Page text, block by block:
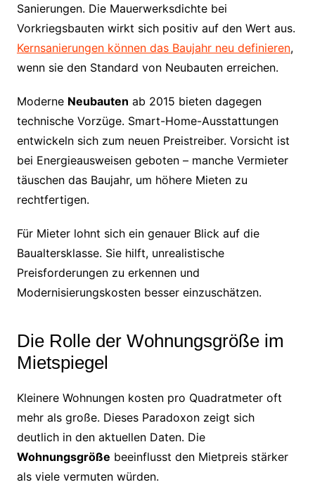
Sanierungen. Die Mauerwerksdichte bei
Vorkriegsbauten wirkt sich positiv auf den Wert aus.
Kernsanierungen können das Baujahr neu definieren,
wenn sie den Standard von Neubauten erreichen.
Moderne Neubauten ab 2015 bieten dagegen
technische Vorzüge. Smart-Home-Ausstattungen
entwickeln sich zum neuen Preistreiber. Vorsicht ist
bei Energieausweisen geboten – manche Vermieter
täuschen das Baujahr, um höhere Mieten zu
rechtfertigen.
Für Mieter lohnt sich ein genauer Blick auf die
Baualtersklasse. Sie hilft, unrealistische
Preisforderungen zu erkennen und
Modernisierungskosten besser einzuschätzen.
Die Rolle der Wohnungsgröße im
Mietspiegel
Kleinere Wohnungen kosten pro Quadratmeter oft
mehr als große. Dieses Paradoxon zeigt sich
deutlich in den aktuellen Daten. Die
Wohnungsgröße beeinflusst den Mietpreis stärker
als viele vermuten würden.